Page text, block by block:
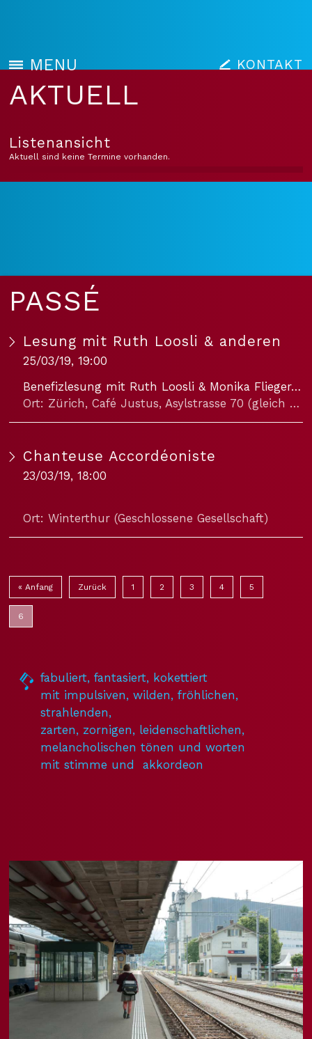
MENU KONTAKT
AKTUELL
Listenansicht
Aktuell sind keine Termine vorhanden.
PASSÉ
Lesung mit Ruth Loosli & anderen
25/03/19, 19:00
Benefizlesung mit Ruth Loosli & Monika Flieger, Daniel Ludwig, Peter Stamm und Charles Lewinsky.
Kollekte zugunsten von
Schwizerchrüz
Ort: Zürich, Café Justus, Asylstrasse 70 (gleich beim Römerhof)
Chanteuse Accordéoniste
23/03/19, 18:00
Ort: Winterthur (Geschlossene Gesellschaft)
« Anfang Zurück 1 2 3 4 5
6
fabuliert, fantasiert, kokettiert
mit impulsiven, wilden, fröhlichen,
strahlenden,
zarten, zornigen, leidenschaftlichen,
melancholischen tönen und worten
mit stimme und akkordeon